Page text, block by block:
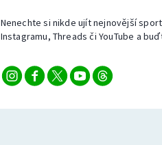
Nenechte si nikde ujít nejnovější
Instagramu, Threads či YouTube a